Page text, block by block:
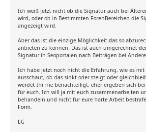
Ich weiß jetzt nicht ob die Signatur auch bei
wird, oder ob in Bestimmten ForenBereichen die
angezeigt wird.
Aber das ist die einzige Möglichkeit das so
anbieten zu können. Das ist auch umgerechnet
Signatur in Seoportalen nach Beiträgen bei
Ich habe jetzt noch nicht die Erfahrung, wie es mit
ausschaut, ob das sinkt oder steigt oder
werdet Ihr nie benachteiligt, eher ergeben sich
für euch. Ich will ja mit euch zusammenarbeiten
behandeln und nicht für eure harte Arbeit
Form.
LG